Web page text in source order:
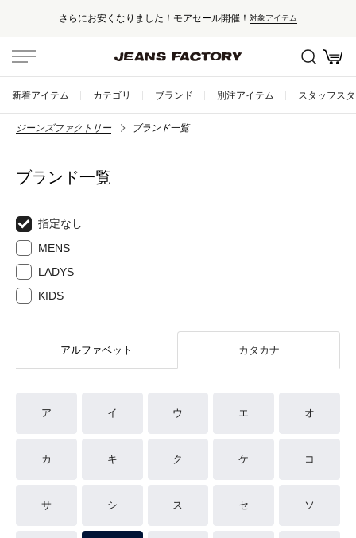
さらにお安くなりました！モアセール開催！対象アイテム
新着アイテム カテゴリ ブランド 別注アイテム スタッフス
ジーンズファクトリー ブランド一覧
ブランド一覧
指定なし
MENS
LADYS
KIDS
アルファベット カタカナ
ア イ ウ エ オ
カ キ ク ケ コ
サ シ ス セ ソ